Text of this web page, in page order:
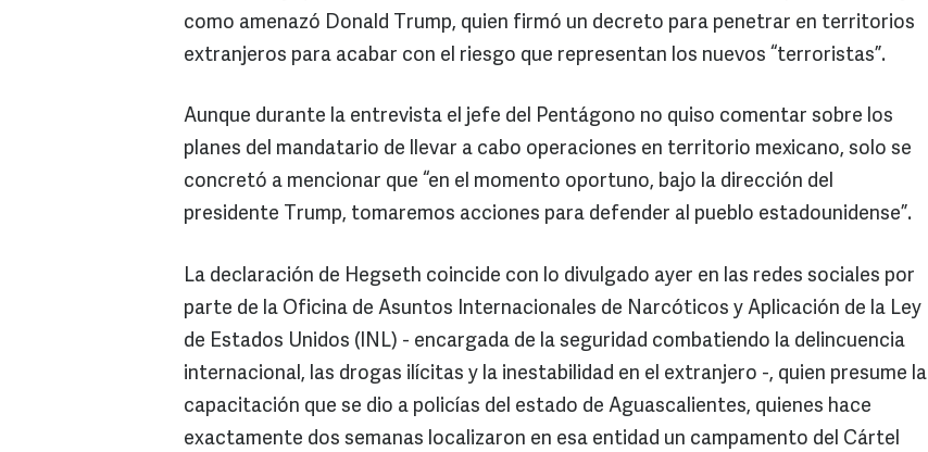
como amenazó Donald Trump, quien firmó un decreto para penetrar en territorios
extranjeros para acabar con el riesgo que representan los nuevos “terroristas”.
Aunque durante la entrevista el jefe del Pentágono no quiso comentar sobre los
planes del mandatario de llevar a cabo operaciones en territorio mexicano, solo se
concretó a mencionar que “en el momento oportuno, bajo la dirección del
presidente Trump, tomaremos acciones para defender al pueblo estadounidense”.
La declaración de Hegseth coincide con lo divulgado ayer en las redes sociales por
parte de la Oficina de Asuntos Internacionales de Narcóticos y Aplicación de la Ley
de Estados Unidos (INL) - encargada de la seguridad combatiendo la delincuencia
internacional, las drogas ilícitas y la inestabilidad en el extranjero -, quien presume la
capacitación que se dio a policías del estado de Aguascalientes, quienes hace
exactamente dos semanas localizaron en esa entidad un campamento del Cártel